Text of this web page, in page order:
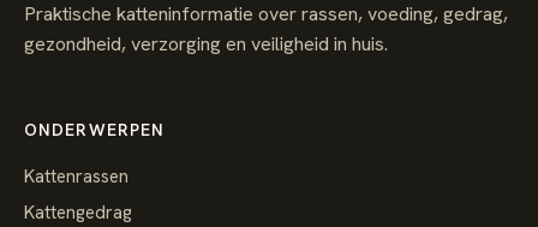
Praktische katteninformatie over rassen, voeding, gedrag,
gezondheid, verzorging en veiligheid in huis.
ONDERWERPEN
Kattenrassen
Kattengedrag